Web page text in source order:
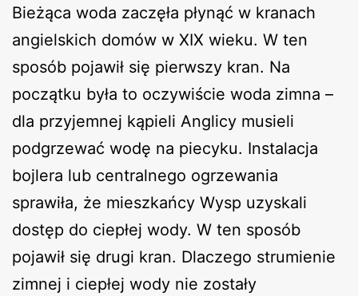
Bieżąca woda zaczęła płynąć w kranach
angielskich domów w XIX wieku. W ten
sposób pojawił się pierwszy kran. Na
początku była to oczywiście woda zimna –
dla przyjemnej kąpieli Anglicy musieli
podgrzewać wodę na piecyku. Instalacja
bojlera lub centralnego ogrzewania
sprawiła, że mieszkańcy Wysp uzyskali
dostęp do ciepłej wody. W ten sposób
pojawił się drugi kran. Dlaczego strumienie
zimnej i ciepłej wody nie zostały